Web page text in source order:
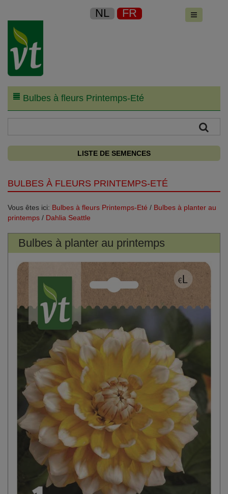
NL FR
Bulbes à fleurs Printemps-Eté
LISTE DE SEMENCES
BULBES À FLEURS PRINTEMPS-ETÉ
Vous êtes ici: Bulbes à fleurs Printemps-Eté / Bulbes à planter au
printemps / Dahlia Seattle
Bulbes à planter au printemps